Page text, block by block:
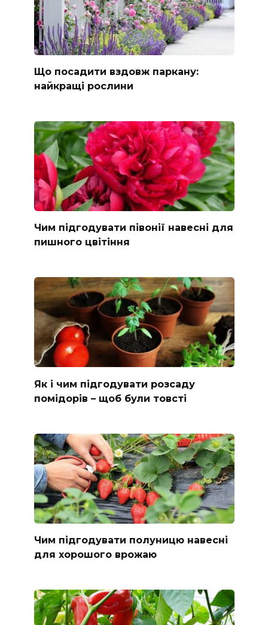
Що посадити вздовж паркану:
найкращі рослини
Чим підгодувати півонії навесні для
пишного цвітіння
Як і чим підгодувати розсаду
помідорів – щоб були товсті
Чим підгодувати полуницю навесні
для хорошого врожаю